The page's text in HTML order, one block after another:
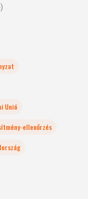
Unió
ellenőrzés